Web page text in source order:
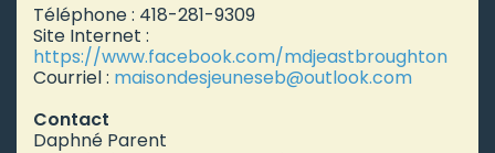
Téléphone : 418-281-9309
Site Internet :
https://www.facebook.com/mdjeastbroughton
Courriel : maisondesjeuneseb@outlook.com
Contact
Daphné Parent